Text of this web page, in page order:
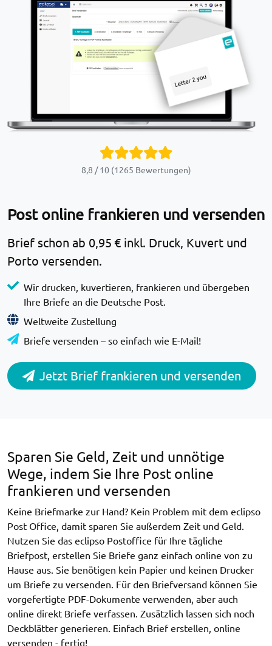
8,8 / 10 (1265 Bewertungen)
Post online frankieren und versenden
Brief schon ab 0,95 € inkl. Druck, Kuvert und
Porto versenden.
Wir drucken, kuvertieren, frankieren und übergeben
Ihre Briefe an die Deutsche Post.
Weltweite Zustellung
Briefe versenden – so einfach wie E-Mail!
Jetzt Brief frankieren und versenden
Sparen Sie Geld, Zeit und unnötige
Wege, indem Sie Ihre Post online
frankieren und versenden
Keine Briefmarke zur Hand? Kein Problem mit dem eclipso
Post Office, damit sparen Sie außerdem Zeit und Geld.
Nutzen Sie das eclipso Postoffice für Ihre tägliche
Briefpost, erstellen Sie Briefe ganz einfach online von zu
Hause aus. Sie benötigen kein Papier und keinen Drucker
um Briefe zu versenden. Für den Briefversand können Sie
vorgefertigte PDF-Dokumente verwenden, aber auch
online direkt Briefe verfassen. Zusätzlich lassen sich noch
Deckblätter generieren. Einfach Brief erstellen, online
versenden - fertig!